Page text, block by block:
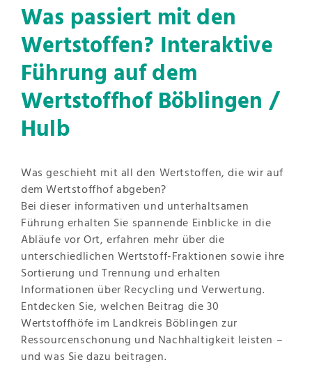
Was passiert mit den
Wertstoffen? Interaktive
Führung auf dem
Wertstoffhof Böblingen /
Hulb
Was geschieht mit all den Wertstoffen, die wir auf
dem Wertstoffhof abgeben?
Bei dieser informativen und unterhaltsamen
Führung erhalten Sie spannende Einblicke in die
Abläufe vor Ort, erfahren mehr über die
unterschiedlichen Wertstoff-Fraktionen sowie ihre
Sortierung und Trennung und erhalten
Informationen über Recycling und Verwertung.
Entdecken Sie, welchen Beitrag die 30
Wertstoffhöfe im Landkreis Böblingen zur
Ressourcenschonung und Nachhaltigkeit leisten –
und was Sie dazu beitragen.